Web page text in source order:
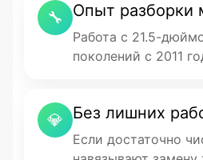
🔧 Опыт разборки
Работа с 21.5-
поколений с 2011
💎 Без лишних
Если достаточно